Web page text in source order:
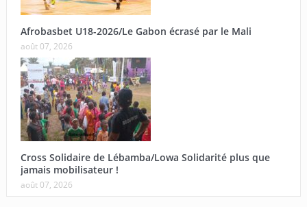
Afrobasbet U18-2026/Le Gabon écrasé par le Mali
août 07, 2026
Cross Solidaire de Lébamba/Lowa Solidarité plus que
jamais mobilisateur !
août 07, 2026